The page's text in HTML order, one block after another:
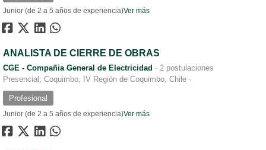
Junior (de 2 a 5 años de experiencia)Ver más
ANALISTA DE CIERRE DE OBRAS
CGE - Compañia General de Electricidad ·
Presencial; Coquimbo, IV Región de Coquimbo, Chile ·
2 postulaciones
Profesional
Junior (de 2 a 5 años de experiencia)Ver más